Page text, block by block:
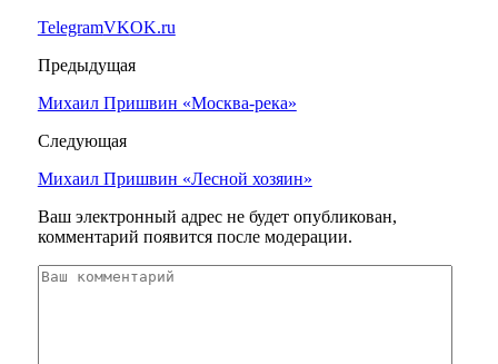
TelegramVKOK.ru
Предыдущая
Михаил Пришвин «Москва-река»
Следующая
Михаил Пришвин «Лесной хозяин»
Ваш электронный адрес не будет опубликован,
комментарий появится после модерации.